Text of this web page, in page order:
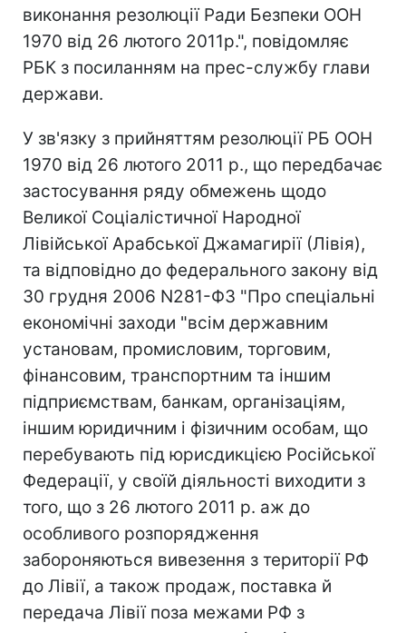
виконання резолюції Ради Безпеки ООН
1970 від 26 лютого 2011р.", повідомляє
РБК з посиланням на прес-службу глави
держави.
У зв'язку з прийняттям резолюції РБ ООН
1970 від 26 лютого 2011 р., що передбачає
застосування ряду обмежень щодо
Великої Соціалістичної Народної
Лівійської Арабської Джамагирії (Лівія),
та відповідно до федерального закону від
30 грудня 2006 N281-ФЗ "Про спеціальні
економічні заходи "всім державним
установам, промисловим, торговим,
фінансовим, транспортним та іншим
підприємствам, банкам, організаціям,
іншим юридичним і фізичним особам, що
перебувають під юрисдикцією Російської
Федерації, у своїй діяльності виходити з
того, що з 26 лютого 2011 р. аж до
особливого розпорядження
забороняються вивезення з території РФ
до Лівії, а також продаж, поставка й
передача Лівії поза межами РФ з